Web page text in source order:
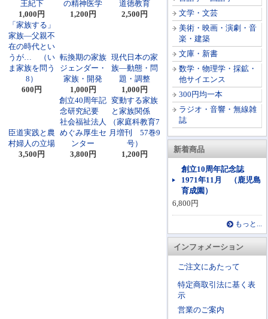
文学・文芸
美術・映画・演劇・音
楽・建築
文庫・新書
数学・物理学・採鉱・
他サイエンス
300円均一本
ラジオ・音響・無線雑
誌
新着商品
創立10周年記念誌
1971年11月 （鹿児島
育成園）
6,800円
もっと...
インフォメーション
ご注文にあたって
特定商取引法に基く表
示
営業のご案内
王紀下
1,000円
の精神医学
1,200円
道徳教育
2,500円
「家族する」
家族―父親不
在の時代とい
うが… （い
ま家族を問う
8）
600円
転換期の家族
ジェンダー・
家族・開発
1,000円
現代日本の家
族―動態・問
題・調整
1,000円
臣道実践と農
村婦人の立場
3,500円
創立40周年記
念研究紀要
社会福祉法人
めぐみ厚生セ
ンター
3,800円
変動する家族
と家族関係
（家庭科教育7
月増刊 57巻9
号）
1,200円